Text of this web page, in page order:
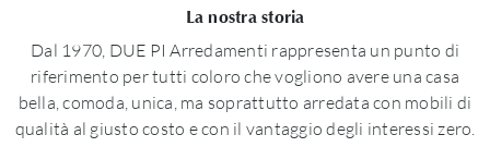
La nostra storia
Dal 1970, DUE PI Arredamenti rappresenta un punto di
riferimento per tutti coloro che vogliono avere una casa
bella, comoda, unica, ma soprattutto arredata con mobili di
qualità al giusto costo e con il vantaggio degli interessi zero.